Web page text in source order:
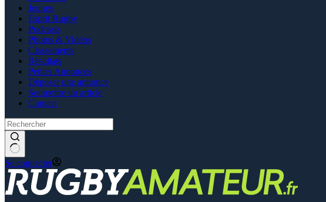
Jeunes
Esprit Rugby
Podcasts
Photos & Vidéos
Classements
Résultats
Petites Annonces
Déposer une annonce
Soumettre un article
Contact
Se connecter